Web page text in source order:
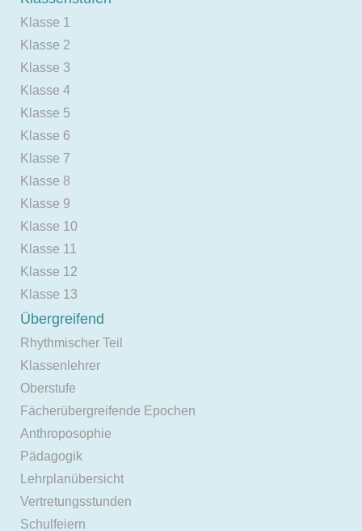
Klasse 1
Klasse 2
Klasse 3
Klasse 4
Klasse 5
Klasse 6
Klasse 7
Klasse 8
Klasse 9
Klasse 10
Klasse 11
Klasse 12
Klasse 13
Übergreifend
Rhythmischer Teil
Klassenlehrer
Oberstufe
Fächerübergreifende Epochen
Anthroposophie
Pädagogik
Lehrplanübersicht
Vertretungsstunden
Schulfeiern